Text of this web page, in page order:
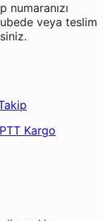
numaranızı
veya teslim
PTT Kargo